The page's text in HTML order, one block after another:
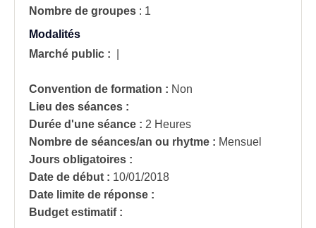
Nombre de groupes : 1
Modalités
Marché public :
Convention de formation : Non
Lieu des séances :
Durée d'une séance : 2 Heures
Nombre de séances/an ou rhytme : Mensuel
Jours obligatoires :
Date de début : 10/01/2018
Date limite de réponse :
Budget estimatif :